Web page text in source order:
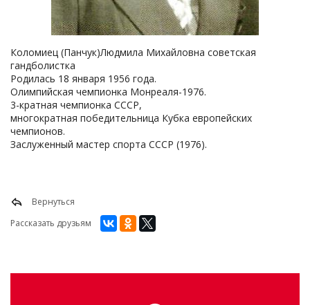
Коломиец (Панчук)Людмила Михайловна советская
гандболистка
Родилась 18 января 1956 года.
Олимпийская чемпионка Монреаля-1976.
3-кратная чемпионка СССР,
многократная победительница Кубка европейских
чемпионов.
Заслуженный мастер спорта СССР (1976).
Вернуться
Рассказать друзьям